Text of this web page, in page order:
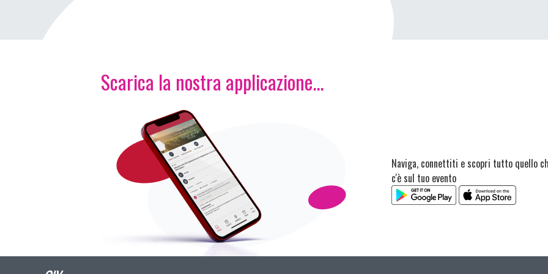
Scarica la nostra applicazione...
Naviga, connettiti e scopri tutto quello
c'è sul tuo evento